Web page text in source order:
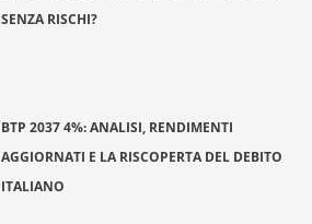
SENZA RISCHI?
BTP 2037 4%: ANALISI, RENDIMENTI
AGGIORNATI E LA RISCOPERTA DEL DEBITO
ITALIANO